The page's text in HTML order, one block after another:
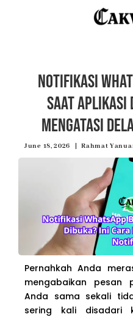
Notifikasi
saat Aplikasi
Mengatasi
June 18, 2026 Rahmat
Pernahkah Anda
mengabaikan pesan
Anda sama sekali
sering kali disadari